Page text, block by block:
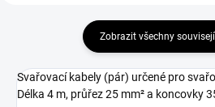
Zobrazit všechny
Svařovací kabely (pár) určené pro
Délka 4 m, průřez 25 mm² a koncovky